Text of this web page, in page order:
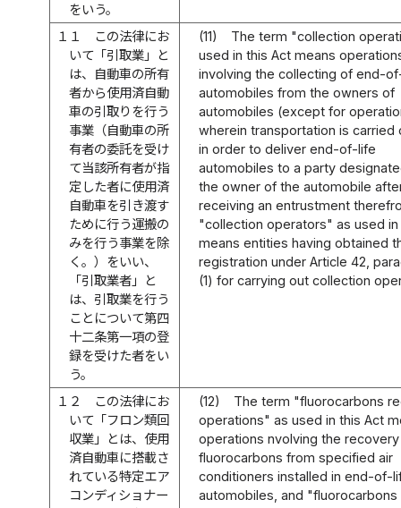
をいう。
１１
この法律にお
いて「引取業」と
は、自動車の所有
者から使用済自動
車の引取りを行う
事業（自動車の所
有者の委託を受け
て当該所有者が指
定した者に使用済
自動車を引き渡す
ために行う運搬の
みを行う事業を除
く。）をいい、
「引取業者」と
は、引取業を行う
ことについて第四
十二条第一項の登
録を受けた者をい
う。
(11)
The term "collection
used in this Act means
involving the collecting of end-
automobiles from the owners of
automobiles (except for
wherein transportation is carried
in order to deliver end-of-life
automobiles to a party
the owner of the automobile
receiving an entrustment
"collection operators" as used in
means entities having obtained
registration under Article 42,
(1) for carrying out collection
１２
この法律にお
いて「フロン類回
収業」とは、使用
済自動車に搭載さ
れている特定エア
コンディショナー
(12)
The term "fluorocarbons
operations" as used in this Act
operations nvolving the
fluorocarbons from specified air
conditioners installed in end-of-
automobiles, and "fluorocarbons